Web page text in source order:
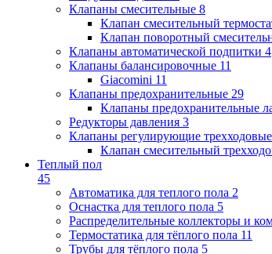
Клапаны cмесительные 8
Клапан cмесительный
Клапан поворотный
Клапаны автоматической подпитки 4
Клапаны балансировочные 11
Giacomini 11
Клапаны предохранительные 29
Клапаны предохранительные
Редукторы давления 3
Клапаны регулирующие трехходовые
Клапан смесительный
Теплый пол
45
Автоматика для теплого пола 2
Оснастка для теплого пола 5
Распределительные коллекторы и
Термостатика для тёплого пола 11
Трубы для тёплого пола 5